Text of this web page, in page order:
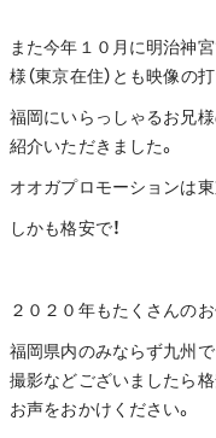
また今年１０月に明治神
様（東京在住）とも映像の
福岡にいらっしゃるお兄
紹介いただきました。
オオガプロモーションは
しかも格安で！
２０２０年もたくさんの
福岡県内のみならず九州で
撮影などございましたら
お声をおかけください。